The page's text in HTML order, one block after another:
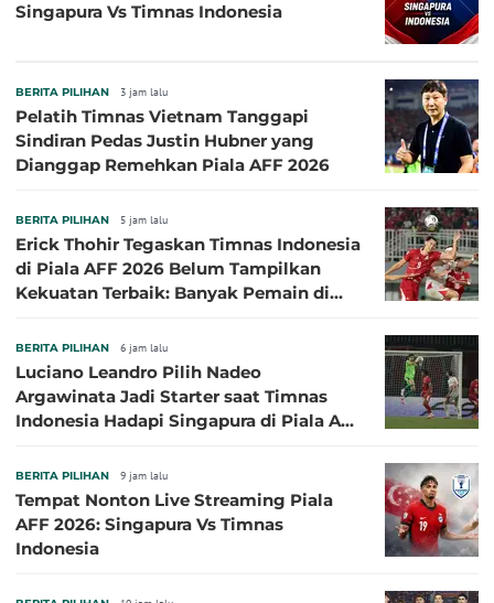
Singapura Vs Timnas Indonesia
BERITA PILIHAN 3 jam lalu
Pelatih Timnas Vietnam Tanggapi
Sindiran Pedas Justin Hubner yang
Dianggap Remehkan Piala AFF 2026
BERITA PILIHAN 5 jam lalu
Erick Thohir Tegaskan Timnas Indonesia
di Piala AFF 2026 Belum Tampilkan
Kekuatan Terbaik: Banyak Pemain di
BERITA PILIHAN 6 jam lalu
Luciano Leandro Pilih Nadeo
Argawinata Jadi Starter saat Timnas
Indonesia Hadapi Singapura di Piala AFF
BERITA PILIHAN 9 jam lalu
Tempat Nonton Live Streaming Piala
AFF 2026: Singapura Vs Timnas
Indonesia